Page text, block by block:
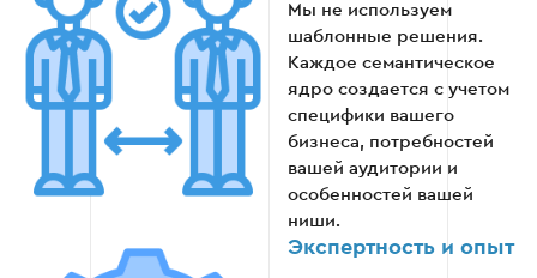
Мы не используем
шаблонные решения.
Каждое семантическое
ядро создается с учетом
специфики вашего
бизнеса, потребностей
вашей аудитории и
особенностей вашей
ниши.
Экспертность и опыт